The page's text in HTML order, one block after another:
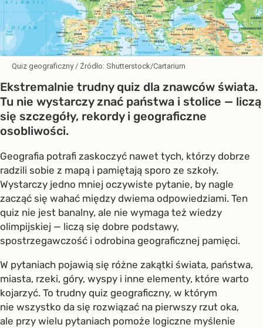
Quiz geograficzny/ Źródło: Shutterstock/Cartarium
Ekstremalnie trudny quiz dla znawców świata.
Tu nie wystarczy znać państwa i stolice — liczą
się szczegóły, rekordy i geograficzne
osobliwości.
Geografia potrafi zaskoczyć nawet tych, którzy dobrze
radzili sobie z mapą i pamiętają sporo ze szkoły.
Wystarczy jedno mniej oczywiste pytanie, by nagle
zacząć się wahać między dwiema odpowiedziami. Ten
quiz nie jest banalny, ale nie wymaga też wiedzy
olimpijskiej — liczą się dobre podstawy,
spostrzegawczość i odrobina geograficznej pamięci.
W pytaniach pojawią się różne zakątki świata, państwa,
miasta, rzeki, góry, wyspy i inne elementy, które warto
kojarzyć. To trudny quiz geograficzny, w którym
nie wszystko da się rozwiązać na pierwszy rzut oka,
ale przy wielu pytaniach pomoże logiczne myślenie